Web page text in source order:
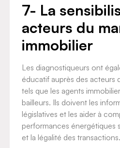
7- La
acteurs du
immobilier
Les diagnostiqueurs ont
éducatif auprès des acteurs
tels que les agents
bailleurs. Ils doivent les
législatives et les aider à
performances énergétiques
et la légalité des transactions.